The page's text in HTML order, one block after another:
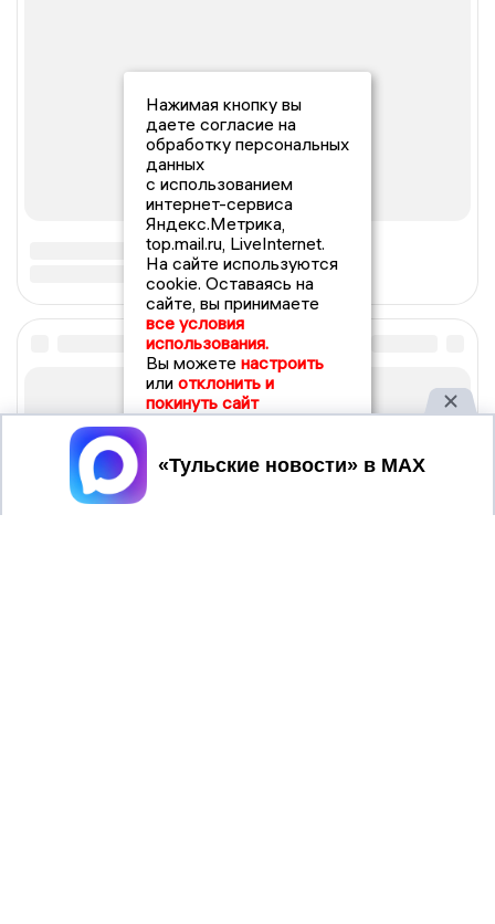
Нажимая кнопку вы
даете согласие на
обработку персональных
данных
с использованием
интернет-сервиса
Яндекс.Метрика,
top.mail.ru, LiveInternet.
На сайте используются
cookie. Оставаясь на
сайте, вы принимаете
все условия
использования.
Вы можете настроить
или отклонить и
покинуть сайт
Принять